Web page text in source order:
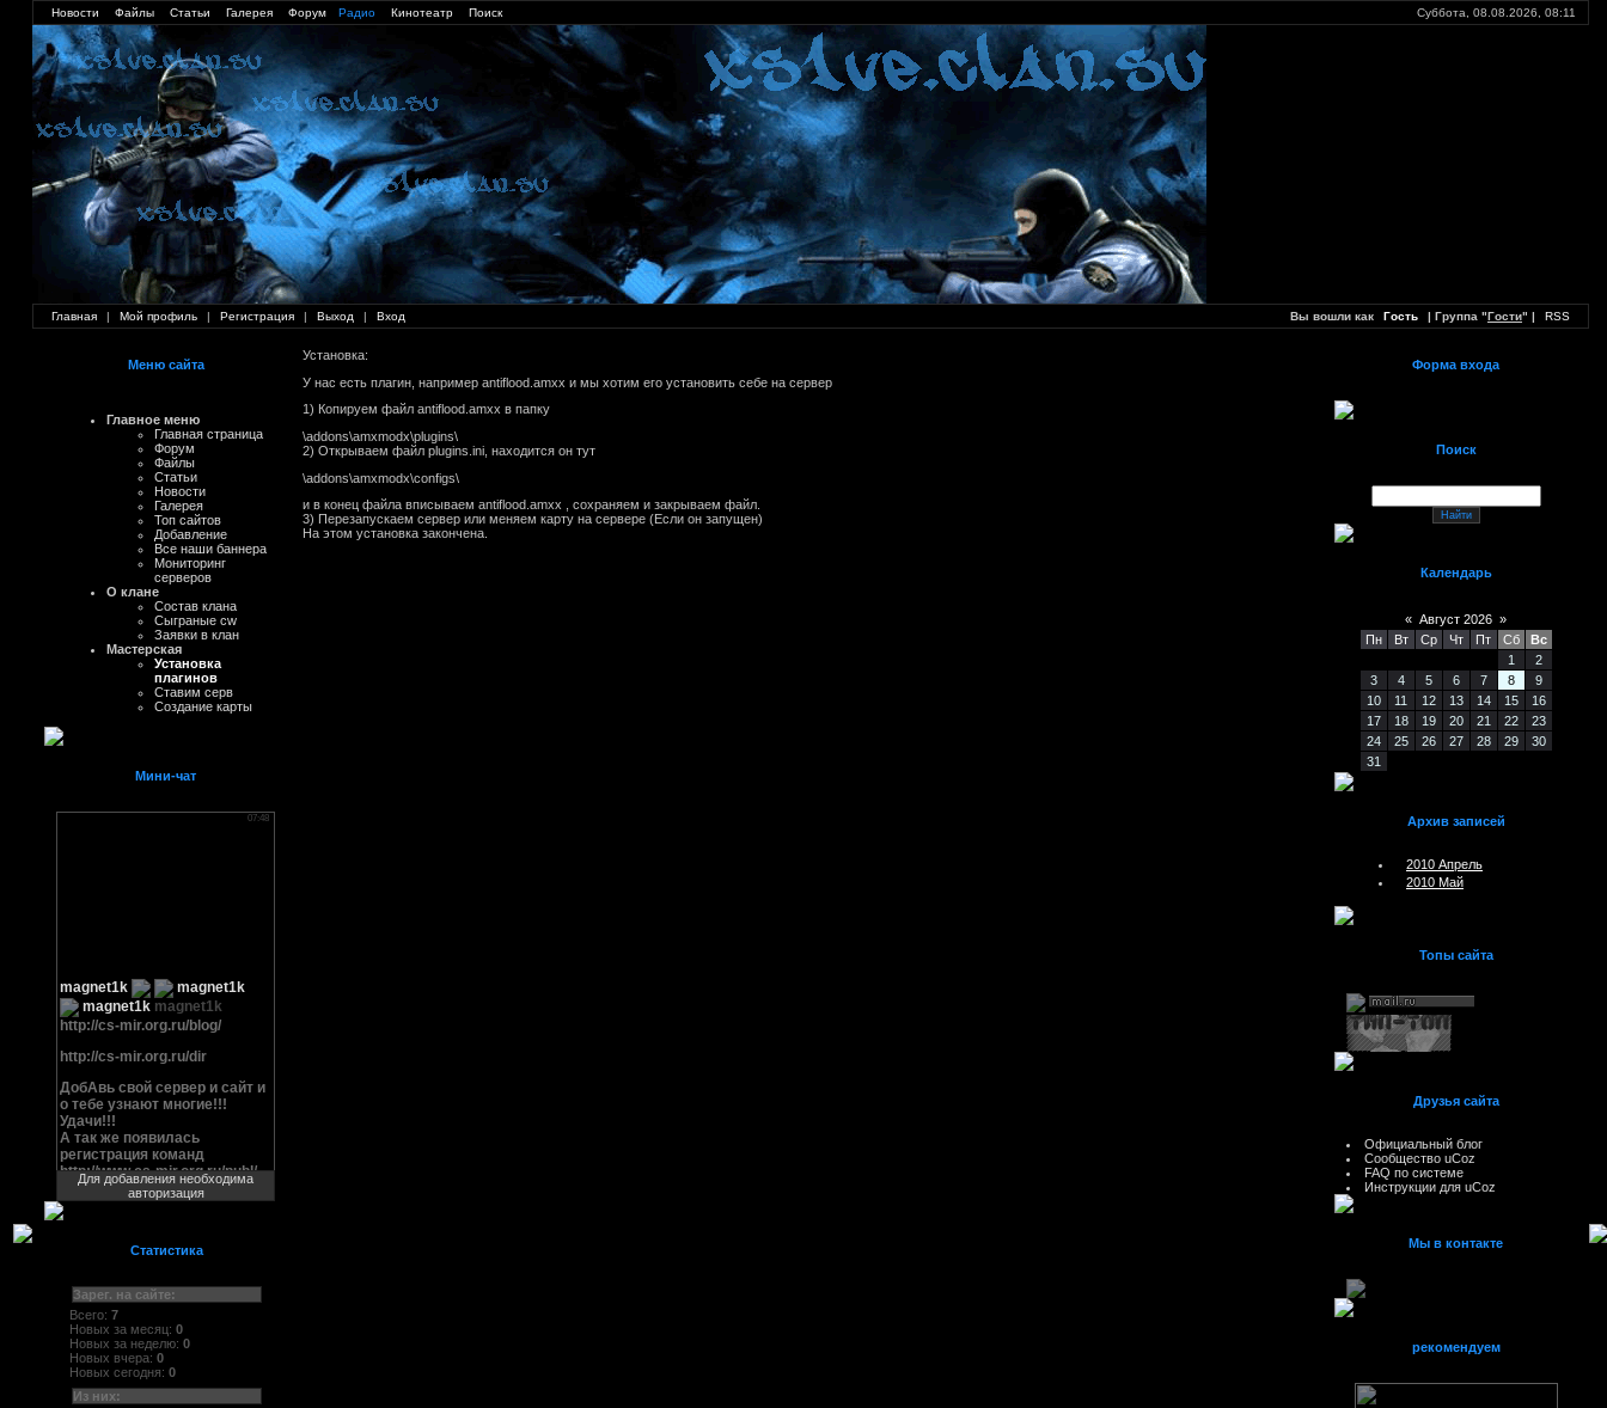
Новости Файлы Статьи Галерея Форум Радио Кинотеатр Поиск Суббота, 08.08.2026, 08:11
Главная | Мой профиль | Регистрация | Выход | Вход Вы вошли как Гость | Группа "Гости" | RSS
Меню сайта
Главное меню
Главная страница
Форум
Файлы
Статьи
Новости
Галерея
Топ сайтов
Добавление
Все наши баннера
Мониторинг
серверов
О клане
Состав клана
Сыграные cw
Заявки в клан
Мастерская
Установка
плагинов
Ставим серв
Создание карты
Мини-чат
Для добавления необходима
авторизация
Статистика
Зарег. на сайте:
Всего: 7
Новых за месяц: 0
Новых за неделю: 0
Новых вчера: 0
Новых сегодня: 0
Из них:
Установка:
У нас есть плагин, например antiflood.amxx и мы хотим его установить себе на сервер
1) Копируем файл antiflood.amxx в папку
\addons\amxmodx\plugins\
2) Открываем файл plugins.ini, находится он тут
\addons\amxmodx\configs\
и в конец файла вписываем antiflood.amxx , сохраняем и закрываем файл.
3) Перезапускаем сервер или меняем карту на сервере (Если он запущен)
На этом установка закончена.
Форма входа
Поиск
Календарь
« Август 2026 »
Пн
Вт Ср Чт Пт Сб
Вс
1
2
3
4 5 6 7 8
9
10
11 12 13 14 15
16
17
18 19 20 21 22
23
24
25 26 27 28 29
30
31
Архив записей
2010 Апрель
2010 Май
Топы сайта
Друзья сайта
Официальный блог
Сообщество uCoz
FAQ по системе
Инструкции для uCoz
Мы в контакте
рекомендуем